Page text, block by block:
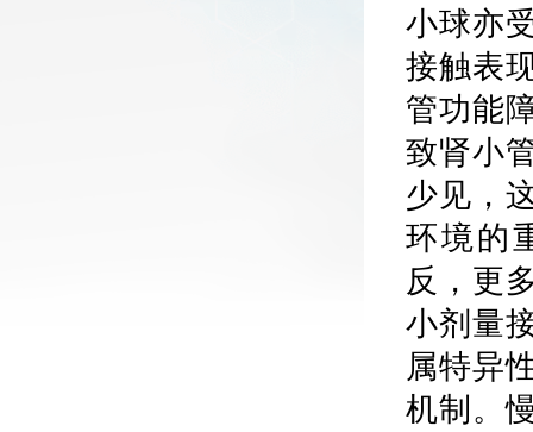
小球亦
接触表
管功能
致肾小
少见，
环境的
反，更
小剂量
属特异
机制。